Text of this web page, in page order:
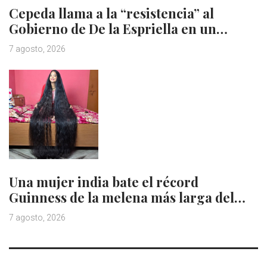
Cepeda llama a la “resistencia” al
Gobierno de De la Espriella en un…
7 agosto, 2026
Una mujer india bate el récord
Guinness de la melena más larga del…
7 agosto, 2026